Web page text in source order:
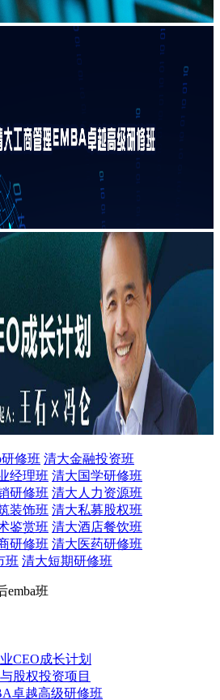
修班 清大金融投资班
经理班 清大国学研修班
研修班 清大人力资源班
装饰班 清大私募股权班
鉴赏班 清大酒店餐饮班
研修班 清大医药研修班
班 清大短期研修班
emba班
CEO成长计划
股权投资项目
卓越高级研修班